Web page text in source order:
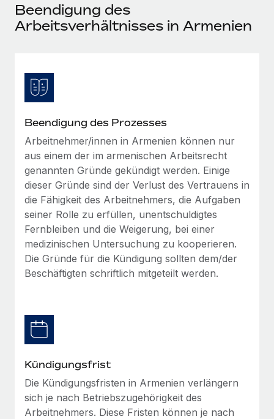
Tools
Frag unsere Expert:innen
Hilfe von Expert:innen für globale HR & Compliance
Einfacheres Bewerber:innen-Screening
Compliance Watchtower
Lückenlose Compliance
Geräteverwaltung
Globale Bereitstellung und Verfolgung von IT-
Geräten
Gründung von Niederlassungen
Schnelle, rechtssichere Gründung von
Mühelose Relocation von Mitarbeiter:innen
Mühelose Verwaltung von Benefits
Partner werden
Beratung zu Integrationen und KI-Automatisierung
So hat der KI-Vorreiter Weaviate sein Team mit
Remote um 120 % vergrößert
Weaviate auf einen Blick Weaviate entwickelt KI-basierte
Open-Source-Infrastrukturen. Das...
Mehr erfahren
Revolution des Enterprise Contractor
Managements – die Erfolgsgeschichte einer
globalen Content-Agentur mit Remote
Transformation einer weltweit erfolgreichen...
Mehr erfahren
Events
Newsroom
Insights Center
Alle Ressourcen anzeigen
BLOG
Globale Payroll
EOR und PEO
Contractor Management
BLOG
Neues zu Remote-Produkten: Integration mit
Gusto und Zero und Contractor Management
Plus
Auch im neuen Jahr wollen wir bei Remote Unternehmen
Beendigung des
Arbeitsverhältnisses in Armenien
Beendigung des Prozesses
Arbeitnehmer/innen in Armenien können nur
aus einem der im armenischen Arbeitsrecht
genannten Gründe gekündigt werden. Einige
dieser Gründe sind der Verlust des Vertrauens in
die Fähigkeit des Arbeitnehmers, die Aufgaben
seiner Rolle zu erfüllen, unentschuldigtes
Fernbleiben und die Weigerung, bei einer
medizinischen Untersuchung zu kooperieren.
Die Gründe für die Kündigung sollten dem/der
Beschäftigten schriftlich mitgeteilt werden.
Kündigungsfrist
Die Kündigungsfristen in Armenien verlängern
sich je nach Betriebszugehörigkeit des
Arbeitnehmers. Diese Fristen können je nach